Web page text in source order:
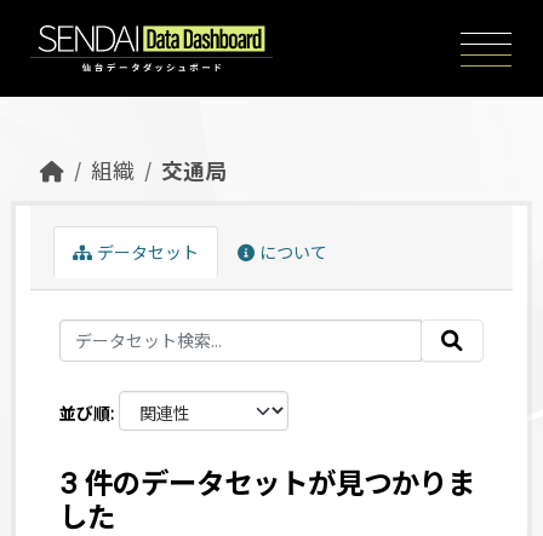
組織 交通局
データセット について
並び順
3 件のデータセットが見つかりま
した